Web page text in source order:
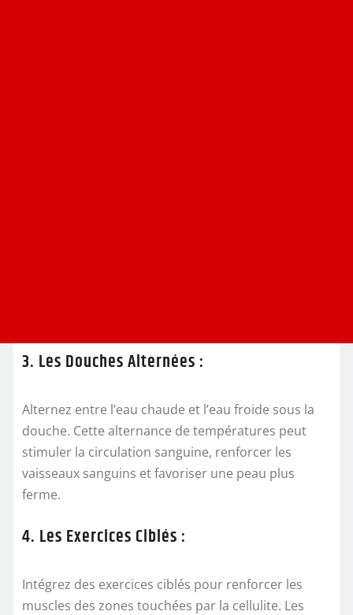
3. Les Douches Alternées :
Alternez entre l’eau chaude et l’eau froide sous la
douche. Cette alternance de températures peut
stimuler la circulation sanguine, renforcer les
vaisseaux sanguins et favoriser une peau plus
ferme.
4. Les Exercices Ciblés :
Intégrez des exercices ciblés pour renforcer les
muscles des zones touchées par la cellulite. Les